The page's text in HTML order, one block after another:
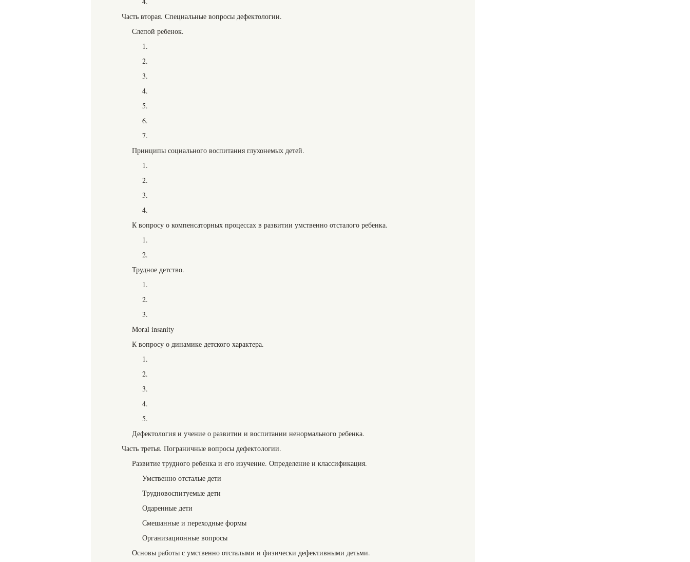
Часть вторая. Специальные вопросы дефектологии.
Слепой ребенок.
1.
2.
3.
4.
5.
6.
7.
Принципы социального воспитания глухонемых детей.
1.
2.
3.
4.
К вопросу о компенсаторных процессах в развитии умственно отсталого ребенка.
1.
2.
Трудное детство.
1.
2.
3.
Moral insanity
К вопросу о динамике детского характера.
1.
2.
3.
4.
5.
Дефектология и учение о развитии и воспитании ненормального ребенка.
Часть третья. Пограничные вопросы дефектологии.
Развитие трудного ребенка и его изучение. Определение и классификация.
Умственно отсталые дети
Трудновоспитуемые дети
Одаренные дети
Смешанные и переходные формы
Организационные вопросы
Основы работы с умственно отсталыми и физически дефективными детьми.